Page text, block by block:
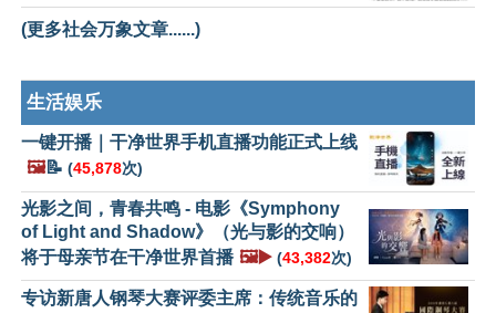
(更多社会万象文章......)
生活娱乐
一键开播｜干净世界手机直播功能正式上线
🖼️📝 (45,878次)
光影之间，青春共鸣 - 电影《Symphony
of Light and Shadow》（光与影的交响）
将于母亲节在干净世界首播 🖼️▶️ (43,382次)
专访新唐人钢琴大赛评委主席：传统音乐的